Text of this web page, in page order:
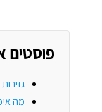
פוסטים
גזירות
מה